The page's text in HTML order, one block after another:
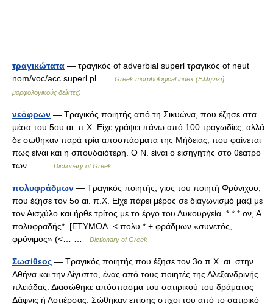
τραγικώτατα — τραγικός of adverbial superl τραγικός of neut
nom/voc/acc superl pl …
Greek morphological index (Ελληνική
μορφολογικούς δείκτες)
νεόφρων — Τραγικός ποιητής από τη Σικυώνα, που έζησε στα
μέσα του 5ου αι. π.Χ. Είχε γράψει πάνω από 100 τραγωδίες, αλλά
δε σώθηκαν παρά τρία αποσπάσματα της Μήδειας, που φαίνεται
πως είναι και η σπουδαιότερη. Ο Ν. είναι ο εισηγητής στο θέατρο
των… …
Dictionary of Greek
πολυφράδμων — Τραγικός ποιητής, γιος του ποιητή Φρύνιχου,
που έζησε τον 5o αι. π.Χ. Είχε πάρει μέρος σε διαγωνισμό μαζί με
τον Αισχύλο και ήρθε τρίτος με το έργο του Λυκουργεία. * * * ον, Α
πολυφραδής*. [ΕΤΥΜΟΛ. < πολυ * + φράδμων «συνετός,
φρόνιμος» (<… …
Dictionary of Greek
Σωσίθεος — Τραγικός ποιητής που έζησε τον 3o π.Χ. αι. στην
Αθήνα και την Αίγυπτο, ένας από τους ποιητές της Αλεξανδρινής
πλειάδας. Διασώθηκε απόσπασμα του σατιρικού του δράματος
Δάφνις ή Λοτιέρσας. Σώθηκαν επίσης στίχοι του από το σατιρικό